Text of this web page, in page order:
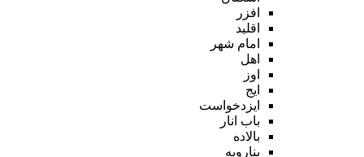
افزر
اقلید
امام شهر
اهل
اوز
ایج
ایزدخواست
باب انار
بالاده
بنارویه